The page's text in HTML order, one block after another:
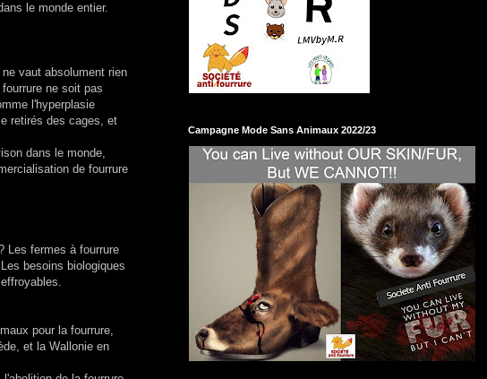
le monde entier.
vaut absolument rien
ne soit pas
l'hyperplasie
retirés des cages, et
dans le monde,
de fourrure
Les fermes à fourrure
besoins biologiques
pour la fourrure,
et la Wallonie en
Campagne Mode Sans Animaux 2022/23